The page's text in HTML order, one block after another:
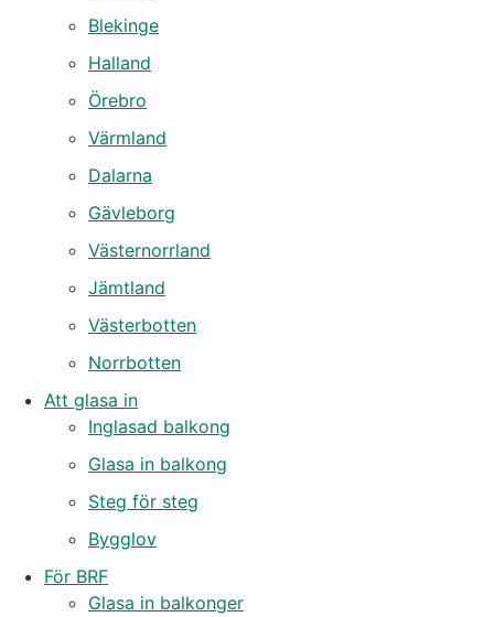
Blekinge
Halland
Örebro
Värmland
Dalarna
Gävleborg
Västernorrland
Jämtland
Västerbotten
Norrbotten
Att glasa in
Inglasad balkong
Glasa in balkong
Steg för steg
Bygglov
För BRF
Glasa in balkonger